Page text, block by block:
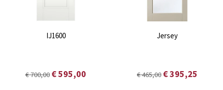
IJ1600
€ 700,00 € 595,00
Jersey
€ 465,00 € 395,25